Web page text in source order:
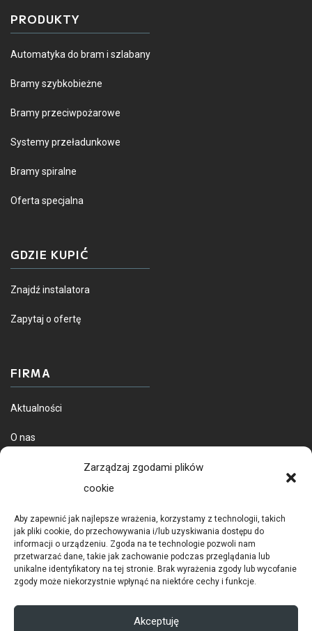
Zarządzaj zgodami plików
cookie
Aby zapewnić jak najlepsze wrażenia, korzystamy z technologii, takich
jak pliki cookie, do przechowywania i/lub uzyskiwania dostępu do
informacji o urządzeniu. Zgoda na te technologie pozwoli nam
przetwarzać dane, takie jak zachowanie podczas przeglądania lub
unikalne identyfikatory na tej stronie. Brak wyrażenia zgody lub wycofanie
zgody może niekorzystnie wpłynąć na niektóre cechy i funkcje.
Akceptuję
PRODUKTY
Automatyka do bram i szlabany
Bramy szybkobieżne
Bramy przeciwpożarowe
Systemy przeładunkowe
Bramy spiralne
Oferta specjalna
GDZIE KUPIĆ
Znajdź instalatora
Zapytaj o ofertę
FIRMA
Aktualności
O nas
Dostawa towarów